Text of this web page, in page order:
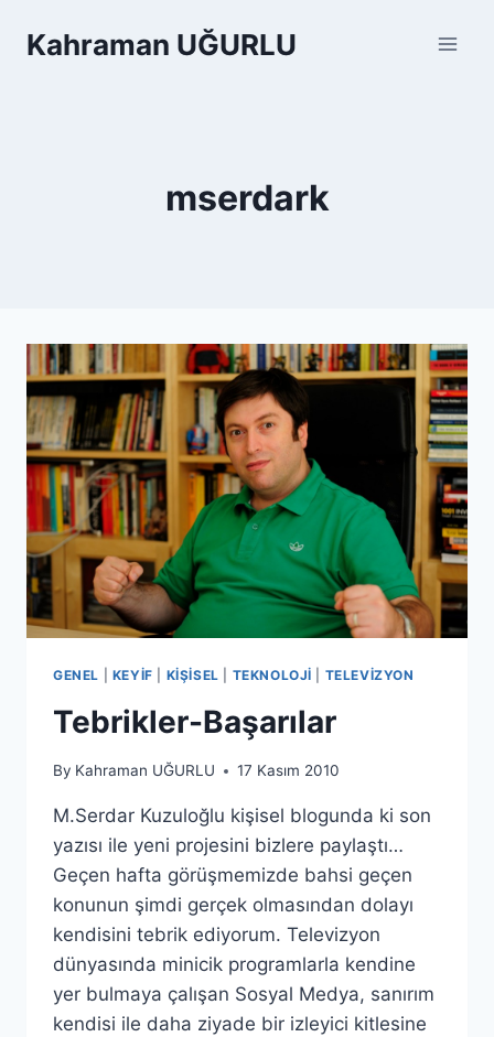
Kahraman UĞURLU
mserdark
GENEL KEYIF KIŞISEL TEKNOLOJI TELEVIZYON
Tebrikler-Başarılar
By Kahraman UĞURLU 17 Kasım 2010
M.Serdar Kuzuloğlu kişisel blogunda ki son
yazısı ile yeni projesini bizlere paylaştı…
Geçen hafta görüşmemizde bahsi geçen
konunun şimdi gerçek olmasından dolayı
kendisini tebrik ediyorum. Televizyon
dünyasında minicik programlarla kendine
yer bulmaya çalışan Sosyal Medya, sanırım
kendisi ile daha ziyade bir izleyici kitlesine